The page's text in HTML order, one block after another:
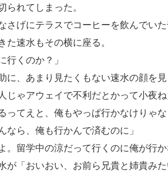
れてしまった。
げにテラスでコーヒーを飲んでいた
速水もその横に座る。
行くのか？」
、あまり見たくもない速水の顔を
じゃアウェイで不利だとかって小夜ね
ってえと、俺もやっぱ行かなけりゃ
なら、俺も行かんで済むのに」
。留学中の涼だって行くのに俺が行
「おいおい、お前ら兄貴と姉貴み